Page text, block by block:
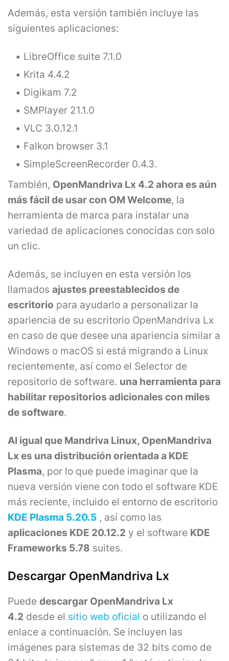
Además, esta versión también incluye las
siguientes aplicaciones:
LibreOffice suite 7.1.0
Krita 4.4.2
Digikam 7.2
SMPlayer 21.1.0
VLC 3.0.12.1
Falkon browser 3.1
SimpleScreenRecorder 0.4.3.
También, OpenMandriva Lx 4.2 ahora es aún
más fácil de usar con OM Welcome, la
herramienta de marca para instalar una
variedad de aplicaciones conocidas con solo
un clic.
Además, se incluyen en esta versión los
llamados ajustes preestablecidos de
escritorio para ayudarlo a personalizar la
apariencia de su escritorio OpenMandriva Lx
en caso de que desee una apariencia similar a
Windows o macOS si está migrando a Linux
recientemente, así como el Selector de
repositorio de software. una herramienta para
habilitar repositorios adicionales con miles
de software.
Al igual que Mandriva Linux, OpenMandriva
Lx es una distribución orientada a KDE
Plasma, por lo que puede imaginar que la
nueva versión viene con todo el software KDE
más reciente, incluido el entorno de escritorio
KDE Plasma 5.20.5 , así como las
aplicaciones KDE 20.12.2 y el software KDE
Frameworks 5.78 suites.
Descargar OpenMandriva Lx
Puede descargar OpenMandriva Lx
4.2 desde el sitio web oficial o utilizando el
enlace a continuación. Se incluyen las
imágenes para sistemas de 32 bits como de